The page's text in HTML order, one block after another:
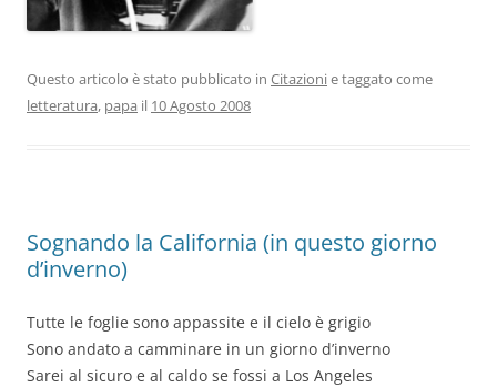
Questo articolo è stato pubblicato in Citazionie taggato come
letteratura, papa il 10 Agosto 2008
Sognando la California (in questo giorno
d’inverno)
Tutte le foglie sono appassite e il cielo è grigio
Sono andato a camminare in un giorno d’inverno
Sarei al sicuro e al caldo se fossi a Los Angeles